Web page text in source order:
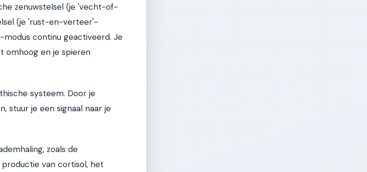
zenuwstelsel (je 'vecht-of-
(je 'rust-en-verteer'-
continu geactiveerd. Je
omhoog en je spieren
systeem. Door je
stuur je een signaal naar je
zoals de
van cortisol, het